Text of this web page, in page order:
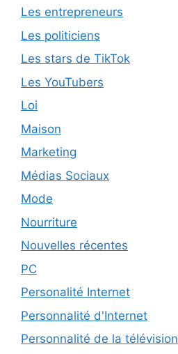
Les entrepreneurs
Les politiciens
Les stars de TikTok
Les YouTubers
Loi
Maison
Marketing
Médias Sociaux
Mode
Nourriture
Nouvelles récentes
PC
Personalité Internet
Personnalité d'Internet
Personnalité de la télévision